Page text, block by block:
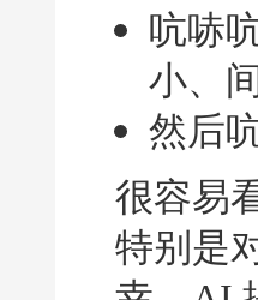
吭哧
小、
然后
很容易
特别是